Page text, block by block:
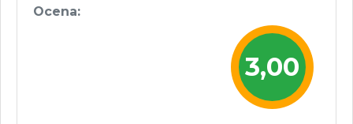
Ocena:
3,00